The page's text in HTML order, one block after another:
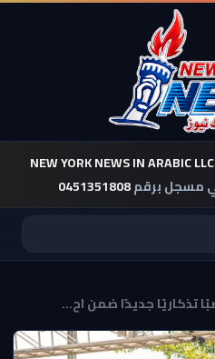
NEW YORK NEWS IN ARABIC LLC
مسجل برقم0451351808
جديدًا ضمن اح...